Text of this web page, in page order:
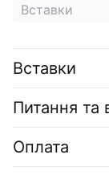
Вставки
Вставки
Питання та
Оплата